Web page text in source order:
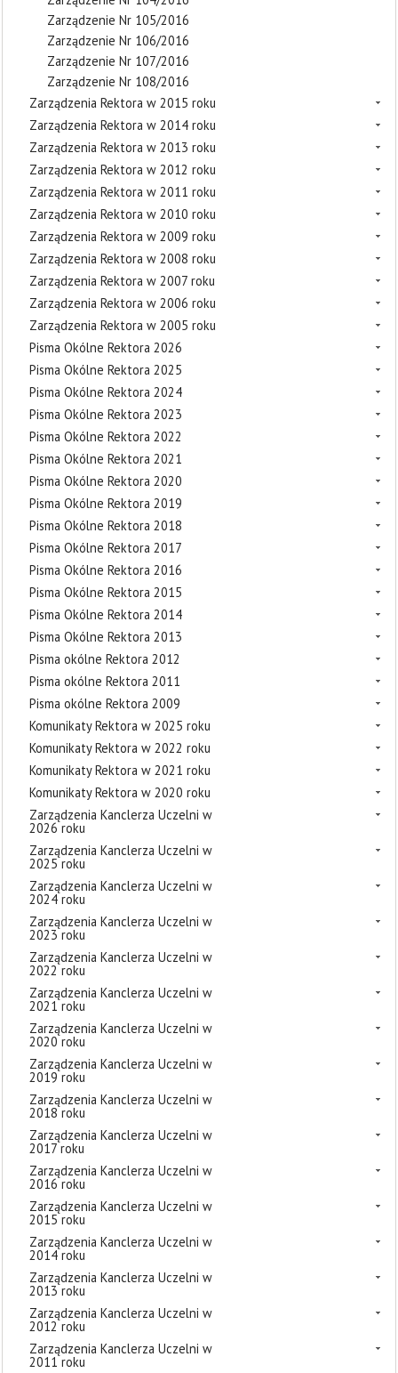
Zarządzenie Nr 105/2016
Zarządzenie Nr 106/2016
Zarządzenie Nr 107/2016
Zarządzenie Nr 108/2016
Zarządzenia Rektora w 2015 roku
Zarządzenia Rektora w 2014 roku
Zarządzenia Rektora w 2013 roku
Zarządzenia Rektora w 2012 roku
Zarządzenia Rektora w 2011 roku
Zarządzenia Rektora w 2010 roku
Zarządzenia Rektora w 2009 roku
Zarządzenia Rektora w 2008 roku
Zarządzenia Rektora w 2007 roku
Zarządzenia Rektora w 2006 roku
Zarządzenia Rektora w 2005 roku
Pisma Okólne Rektora 2026
Pisma Okólne Rektora 2025
Pisma Okólne Rektora 2024
Pisma Okólne Rektora 2023
Pisma Okólne Rektora 2022
Pisma Okólne Rektora 2021
Pisma Okólne Rektora 2020
Pisma Okólne Rektora 2019
Pisma Okólne Rektora 2018
Pisma Okólne Rektora 2017
Pisma Okólne Rektora 2016
Pisma Okólne Rektora 2015
Pisma Okólne Rektora 2014
Pisma Okólne Rektora 2013
Pisma okólne Rektora 2012
Pisma okólne Rektora 2011
Pisma okólne Rektora 2009
Komunikaty Rektora w 2025 roku
Komunikaty Rektora w 2022 roku
Komunikaty Rektora w 2021 roku
Komunikaty Rektora w 2020 roku
Zarządzenia Kanclerza Uczelni w
2026 roku
Zarządzenia Kanclerza Uczelni w
2025 roku
Zarządzenia Kanclerza Uczelni w
2024 roku
Zarządzenia Kanclerza Uczelni w
2023 roku
Zarządzenia Kanclerza Uczelni w
2022 roku
Zarządzenia Kanclerza Uczelni w
2021 roku
Zarządzenia Kanclerza Uczelni w
2020 roku
Zarządzenia Kanclerza Uczelni w
2019 roku
Zarządzenia Kanclerza Uczelni w
2018 roku
Zarządzenia Kanclerza Uczelni w
2017 roku
Zarządzenia Kanclerza Uczelni w
2016 roku
Zarządzenia Kanclerza Uczelni w
2015 roku
Zarządzenia Kanclerza Uczelni w
2014 roku
Zarządzenia Kanclerza Uczelni w
2013 roku
Zarządzenia Kanclerza Uczelni w
2012 roku
Zarządzenia Kanclerza Uczelni w
2011 roku